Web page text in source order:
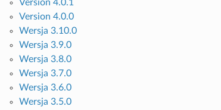
Version 4.0.1
Version 4.0.0
Wersja 3.10.0
Wersja 3.9.0
Wersja 3.8.0
Wersja 3.7.0
Wersja 3.6.0
Wersja 3.5.0